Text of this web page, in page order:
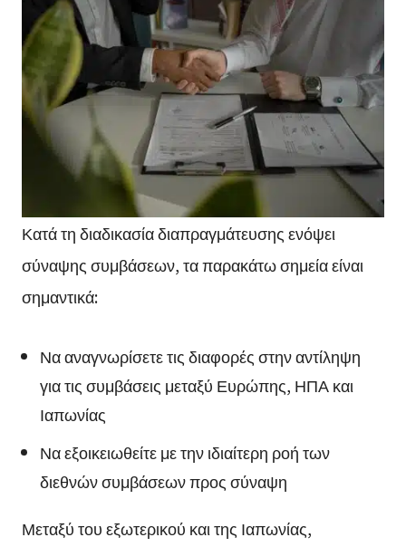
Κατά τη διαδικασία διαπραγμάτευσης ενόψει
σύναψης συμβάσεων, τα παρακάτω σημεία είναι
σημαντικά:
Να αναγνωρίσετε τις διαφορές στην αντίληψη
για τις συμβάσεις μεταξύ Ευρώπης, ΗΠΑ και
Ιαπωνίας
Να εξοικειωθείτε με την ιδιαίτερη ροή των
διεθνών συμβάσεων προς σύναψη
Μεταξύ του εξωτερικού και της Ιαπωνίας,